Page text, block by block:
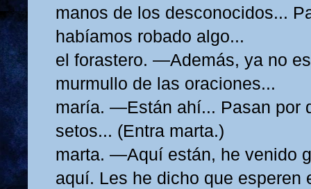
manos de los desconocidos...
habíamos robado algo...
el forastero. —Además, ya no
murmullo de las oraciones...
maría. —Están ahí... Pasan por
setos... (Entra marta.)
marta. —Aquí están, he venido
aquí. Les he dicho que esperen